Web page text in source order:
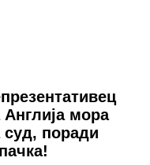
Англија мора
суд, поради